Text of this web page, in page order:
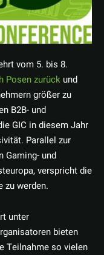
vom 5. bis 8.
Posen zurück und
größer zu
B2B- und
GIC in diesem Jahr
Parallel zur
Gaming- und
verspricht die
zu werden.
unter
bieten
Teilnahme so vielen